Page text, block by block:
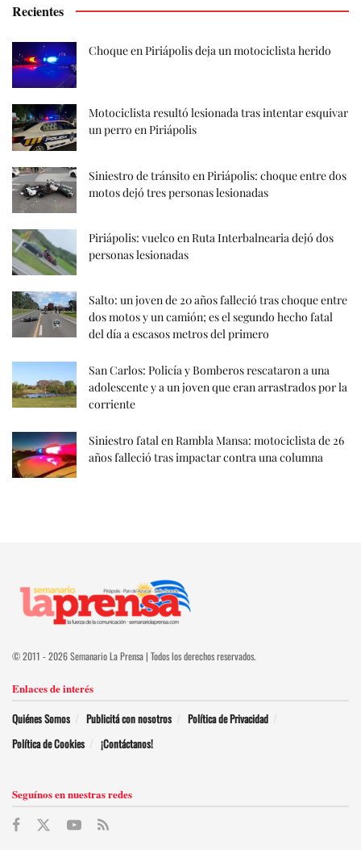
Recientes
Choque en Piriápolis deja un motociclista herido
Motociclista resultó lesionada tras intentar esquivar
un perro en Piriápolis
Siniestro de tránsito en Piriápolis: choque entre dos
motos dejó tres personas lesionadas
Piriápolis: vuelco en Ruta Interbalnearia dejó dos
personas lesionadas
Salto: un joven de 20 años falleció tras choque entre
dos motos y un camión; es el segundo hecho fatal
del día a escasos metros del primero
San Carlos: Policía y Bomberos rescataron a una
adolescente y a un joven que eran arrastrados por la
corriente
Siniestro fatal en Rambla Mansa: motociclista de 26
años falleció tras impactar contra una columna
© 2011 - 2026 Semanario La Prensa | Todos los derechos reservados.
Enlaces de interés
Quiénes Somos Publicitá con nosotros
Política de Privacidad
Política de Cookies
¡Contáctanos!
Seguínos en nuestras redes